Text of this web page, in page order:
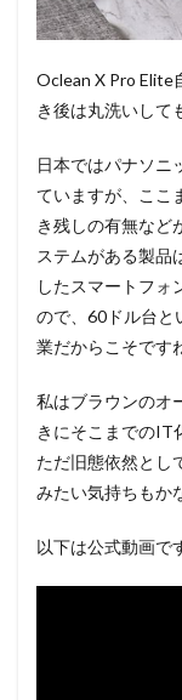
Oclean X Pro Elite
き後は丸洗いして
日本ではパナソニ
ていますが、ここ
き残しの有無など
ステムがある製品
したスマートフォ
ので、60ドル台と
業だからこそです
私はブラウンのオ
きにそこまでのIT
ただ旧態依然とし
みたい気持ちもか
以下は公式動画で